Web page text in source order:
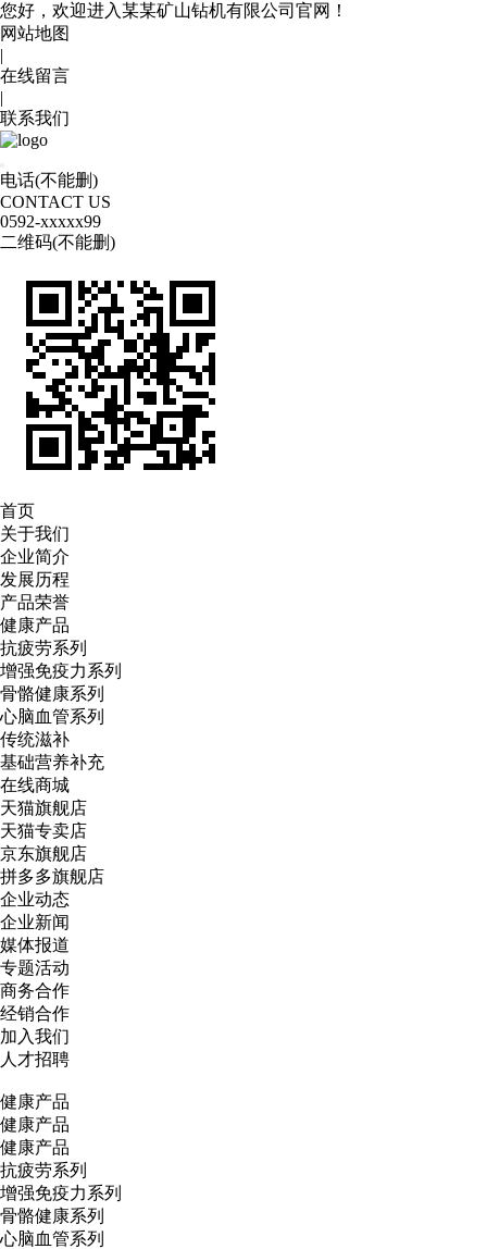
您好，欢迎进入某某矿山钻机有限公司官网！
网站地图
|
在线留言
|
联系我们
电话(不能删)
CONTACT US
0592-xxxxx99
二维码(不能删)
首页
关于我们
企业简介
发展历程
产品荣誉
健康产品
抗疲劳系列
增强免疫力系列
骨骼健康系列
心脑血管系列
传统滋补
基础营养补充
在线商城
天猫旗舰店
天猫专卖店
京东旗舰店
拼多多旗舰店
企业动态
企业新闻
媒体报道
专题活动
商务合作
经销合作
加入我们
人才招聘
健康产品
健康产品
健康产品
抗疲劳系列
增强免疫力系列
骨骼健康系列
心脑血管系列